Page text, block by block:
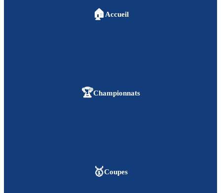
🏠 Accueil
🏆Championnats
🥇Coupes